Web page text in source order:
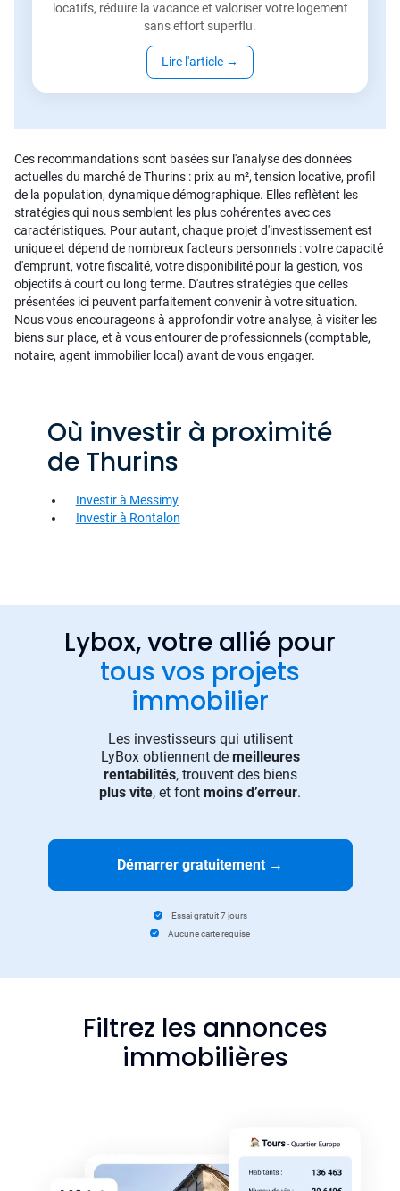
locatifs, réduire la vacance et valoriser votre logement
sans effort superflu.
Lire l'article →
Ces recommandations sont basées sur l'analyse des données
actuelles du marché de Thurins : prix au m², tension locative, profil
de la population, dynamique démographique. Elles reflètent les
stratégies qui nous semblent les plus cohérentes avec ces
caractéristiques. Pour autant, chaque projet d'investissement est
unique et dépend de nombreux facteurs personnels : votre capacité
d'emprunt, votre fiscalité, votre disponibilité pour la gestion, vos
objectifs à court ou long terme. D'autres stratégies que celles
présentées ici peuvent parfaitement convenir à votre situation.
Nous vous encourageons à approfondir votre analyse, à visiter les
biens sur place, et à vous entourer de professionnels (comptable,
notaire, agent immobilier local) avant de vous engager.
Où investir à proximité
de Thurins
Investir à Messimy
Investir à Rontalon
Lybox, votre allié pour
tous vos projets
immobilier
Les investisseurs qui utilisent
LyBox obtiennent de meilleures
rentabilités, trouvent des biens
plus vite, et font moins d’erreur.
Démarrer gratuitement →
Essai gratuit 7 jours
Aucune carte requise
Filtrez les annonces
immobilières